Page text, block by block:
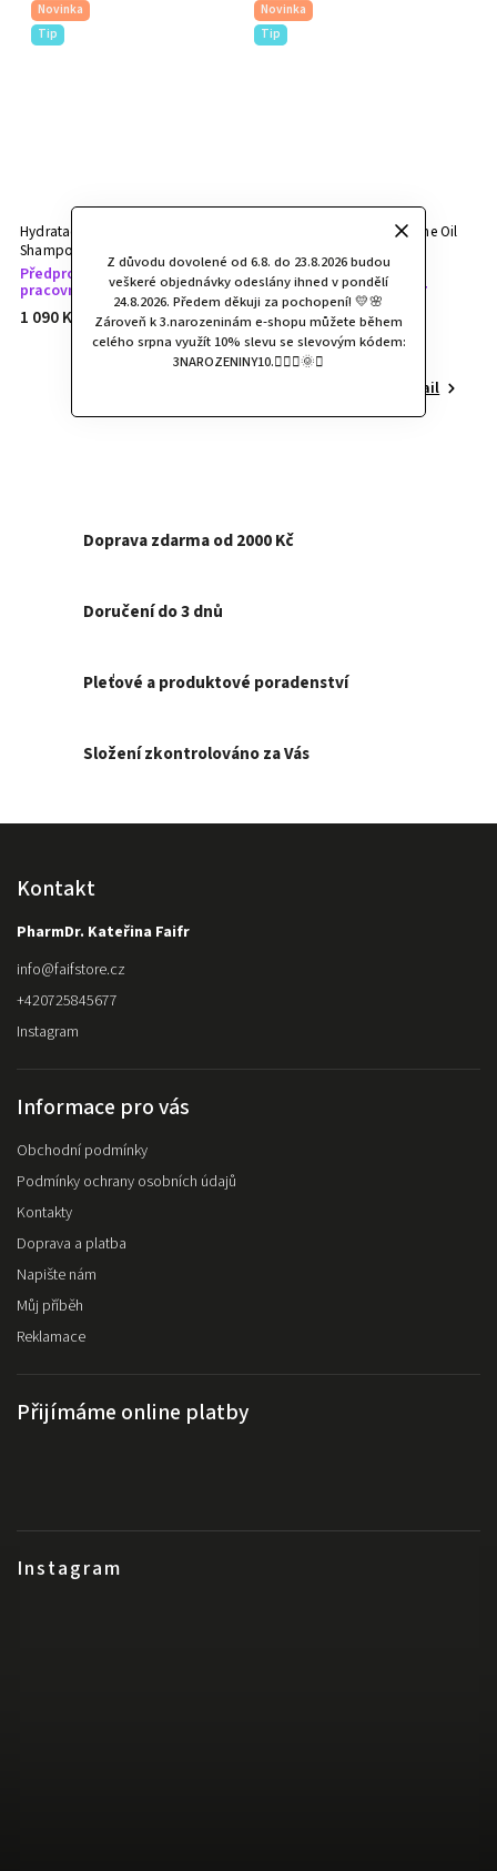
Z důvodu dovolené od 6.8. do 23.8.2026 budou
veškeré objednávky odeslány ihned v pondělí
24.8.2026. Předem děkuji za pochopení! 💛🌸
Zároveň k 3.narozeninám e-shopu můžete během
celého srpna využít 10% slevu se slevovým kódem:
3NAROZENINY10.🧚🏻‍♀️🌞✨
Novinka
Tip
Hydratační šampon The
Shampoo AIVA Organics 250 ml
Předprodej / doručení do 7
pracovních dní
1 090 Kč
Detail
Novinka
Tip
Multifunkční organický olej The Oil
Předprodej / doručení do 7
pracovních dní
1 150 Kč
Detail
Doprava zdarma od 2000 Kč
Doručení do 3 dnů
Pleťové a produktové poradenství
Složení zkontrolováno za Vás
Instagram
Kontakt
PharmDr. Kateřina Faifr
info@faifstore.cz
+420725845677
Instagram
Informace pro vás
Obchodní podmínky
Podmínky ochrany osobních údajů
Kontakty
Doprava a platba
Napište nám
Můj příběh
Reklamace
Přijímáme online platby